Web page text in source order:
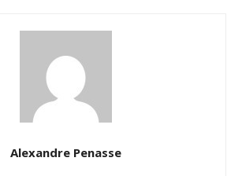
Alexandre Penasse